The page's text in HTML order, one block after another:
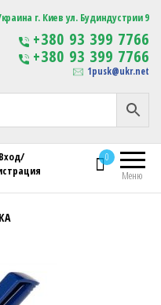
Компания Изготовление
сувенирной продукции
с логотипом
г. Киев ул. Будиндустрии 9
+380 93 399 7766
+380 93 399 7766
1pusk@ukr.net
Меню
0
Вход/